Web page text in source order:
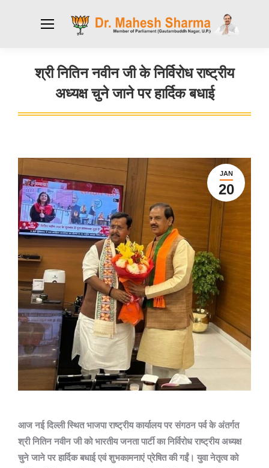
श्री नितिन नवीन जी के निर्विरोध राष्ट्रीय
अध्यक्ष चुने जाने पर हार्दिक बधाई
You are here:
JAN
20
आज नई दिल्ली स्थित भाजपा राष्ट्रीय कार्यालय पर संगठन पर्व के अंतर्गत
श्री नितिन नवीन जी को भारतीय जनता पार्टी का निर्विरोध राष्ट्रीय अध्यक्ष
चुने जाने पर हार्दिक बधाई एवं शुभकामनाएं प्रेषित की गईं। युवा नेतृत्व को